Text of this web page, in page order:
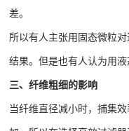
差。
所以有人主张用固态微粒
结果。但是也有人认为用液
三、纤维粗细的影响
当纤维直径减小时，捕集